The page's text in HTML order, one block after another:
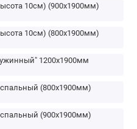
10см) (900х1900мм)
10см) (800x1900мм)
1200х1900мм
(800х1900мм)
(900х1900мм)